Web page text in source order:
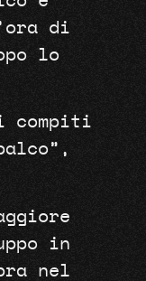
di
lo
compiti
in
nel